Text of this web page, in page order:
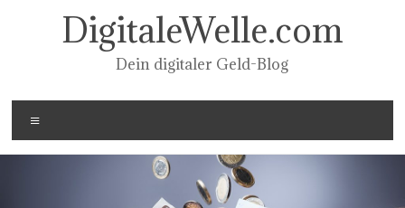
springenDigitaleWelle.com
Dein digitaler Geld-Blog